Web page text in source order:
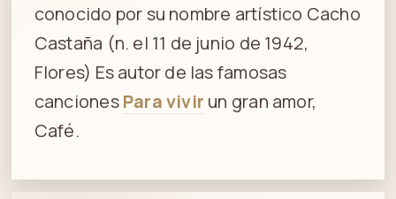
conocido por su nombre artístico Cacho
Castaña (n. el 11 de junio de 1942,
Flores) Es autor de las famosas
cancionesPara vivir un gran amor,
Café.